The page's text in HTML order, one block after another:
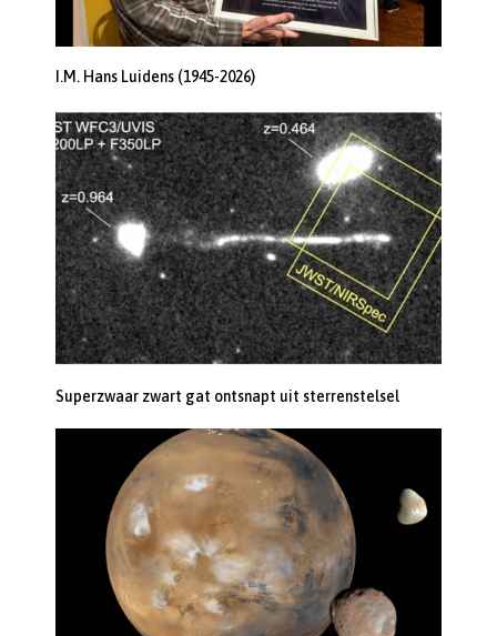
I.M. Hans Luidens (1945-2026)
Superzwaar zwart gat ontsnapt uit sterrenstelsel